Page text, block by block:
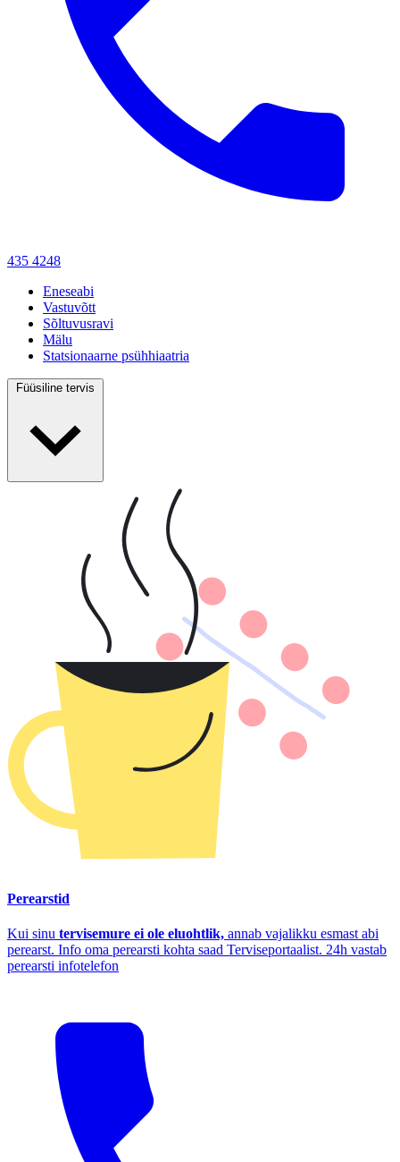
435 4248
Eneseabi
Vastuvõtt
Sõltuvusravi
Mälu
Statsionaarne psühhiaatria
Füüsiline tervis
Perearstid
Kui sinu tervisemure ei ole eluohtlik, annab vajalikku esmast abi
perearst. Info oma perearsti kohta saad Terviseportaalist. 24h vastab
perearsti infotelefon